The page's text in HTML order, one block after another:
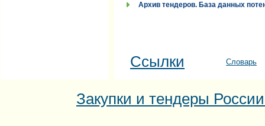
Архив тендеров. База данных
Ссылки Словарь
Закупки и тендеры